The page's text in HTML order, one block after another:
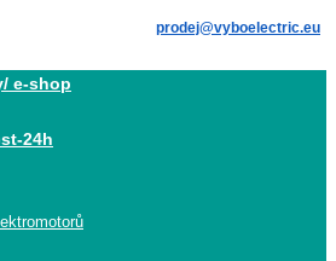
prodej@vyboelectric.eu
e-shop
24h